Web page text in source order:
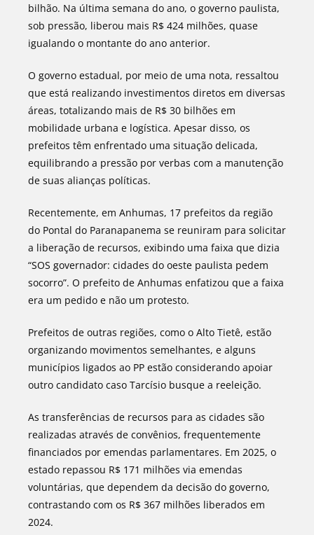
bilhão. Na última semana do ano, o governo paulista,
sob pressão, liberou mais R$ 424 milhões, quase
igualando o montante do ano anterior.
O governo estadual, por meio de uma nota, ressaltou
que está realizando investimentos diretos em diversas
áreas, totalizando mais de R$ 30 bilhões em
mobilidade urbana e logística. Apesar disso, os
prefeitos têm enfrentado uma situação delicada,
equilibrando a pressão por verbas com a manutenção
de suas alianças políticas.
Recentemente, em Anhumas, 17 prefeitos da região
do Pontal do Paranapanema se reuniram para solicitar
a liberação de recursos, exibindo uma faixa que dizia
“SOS governador: cidades do oeste paulista pedem
socorro”. O prefeito de Anhumas enfatizou que a faixa
era um pedido e não um protesto.
Prefeitos de outras regiões, como o Alto Tietê, estão
organizando movimentos semelhantes, e alguns
municípios ligados ao PP estão considerando apoiar
outro candidato caso Tarcísio busque a reeleição.
As transferências de recursos para as cidades são
realizadas através de convênios, frequentemente
financiados por emendas parlamentares. Em 2025, o
estado repassou R$ 171 milhões via emendas
voluntárias, que dependem da decisão do governo,
contrastando com os R$ 367 milhões liberados em
2024.